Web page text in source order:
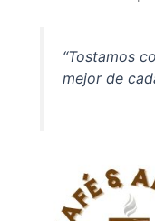
“Tostamos
mejor de